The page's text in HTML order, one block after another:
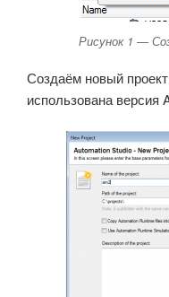
Рисунок 1 —
Создаём новый
использована версия